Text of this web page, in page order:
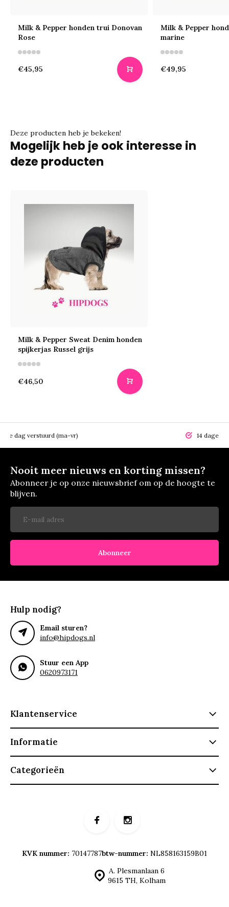
Milk & Pepper honden trui Donovan
Rose
€45,95
Milk & Pepper
marine
€49,95
Deze producten heb je bekeken!
Mogelijk heb je ook interesse in
deze producten
Milk & Pepper Sweat Denim honden
spijkerjas Russel grijs
€46,50
dag verstuurd (ma-vr) 14 dagen
Nooit meer nieuws en korting missen?
Abonneer je op onze nieuwsbrief om op de hoogte te
blijven.
Abonneer
Hulp nodig?
Email sturen?
info@hipdogs.nl
Stuur een App
0620973171
Klantenservice
Informatie
Categorieën
A. Plesmanlaan 6
9615 TH, Kolham
KVK nummer: 70147787btw-nummer: NL858163159B01